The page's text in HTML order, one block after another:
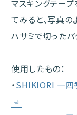
マスキングテー
てみると、写真の
ハサミで切った
使用したもの：
・SHIKIORI ―四